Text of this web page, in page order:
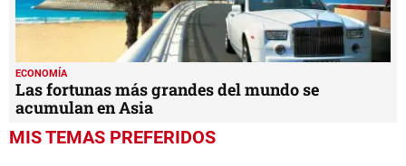
ECONOMÍA
Las fortunas más grandes del mundo se
acumulan en Asia
MIS TEMAS PREFERIDOS